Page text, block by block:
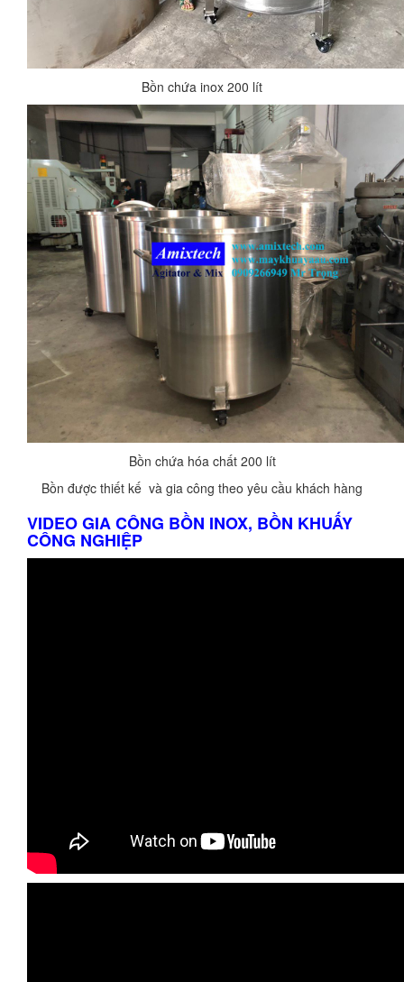
Bồn chứa inox 200 lít
Bồn chứa hóa chất 200 lít
Bồn được thiết kế và gia công theo yêu cầu khách hàng
VIDEO GIA CÔNG BỒN INOX, BỒN KHUẤY
CÔNG NGHIỆP